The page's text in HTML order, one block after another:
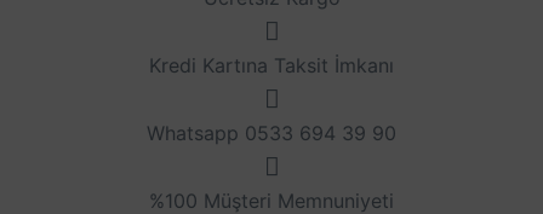
Kredi Kartına Taksit İmkanı
Whatsapp 0533 694 39 90
%100 Müşteri Memnuniyeti